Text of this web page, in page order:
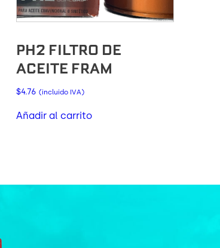
PH2 FILTRO DE
ACEITE FRAM
$4.76 (incluido IVA)
Añadir al carrito